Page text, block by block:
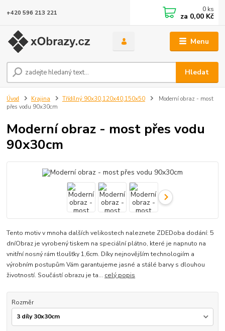
Menu
Hledat
+420 596 213 221 0 ks
za 0,00 Kč
Úvod Krajina Třídílný 90x30,120x40,150x50
Moderní obraz - most
přes vodu 90x30cm
Moderní obraz - most přes vodu
90x30cm
Tento motiv v mnoha dalších velikostech naleznete ZDEDoba dodání: 5
dníObraz je vyrobený tiskem na speciální plátno, které je napnuto na
vnitřní nosný rám tloušťky 1,6cm. Díky nejnovějším technologiím a
výrobním postupům Vám garantujeme jasné a stálé barvy s dlouhou
životností. Součástí obrazu je ta... celý popis
Rozměr